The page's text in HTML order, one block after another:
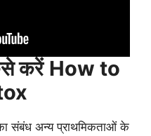
करें How to
संबंध अन्य प्राथमिकताओं के